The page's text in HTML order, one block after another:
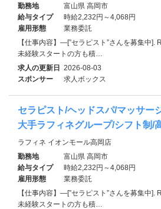
勤務地
富山県 高岡市
給与タイプ
時給2,232円～4,068円
雇用形態
業務委託
【仕事内容】―[”セラピスト”さんを募集中].
未経験スタートの方も積…
求人の更新日 2026-08-03
スポンサー
求人ボックス
セラピスト/ヘッドスパ/マッサー
大手ラフィネグループ/シフト制/
ラフィネ イオンモール高岡店
勤務地
富山県 高岡市
給与タイプ
時給2,232円～4,068円
雇用形態
業務委託
【仕事内容】―[”セラピスト”さんを募集中].
未経験スタートの方も積…